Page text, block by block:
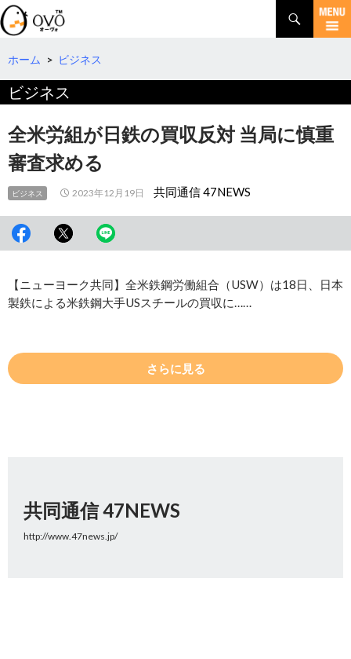
検
索
コ
テ
へ
動
ホーム > ビジネス
ビジネス
全米労組が日鉄の買収反対 当局に慎重
審査求める
ビジネス 2023年12月19日 共同通信 47NEWS
【ニューヨーク共同】全米鉄鋼労働組合（USW）は18日、日本
製鉄による米鉄鋼大手USスチールの買収に……
さらに見る
共同通信 47NEWS
http://www.47news.jp/